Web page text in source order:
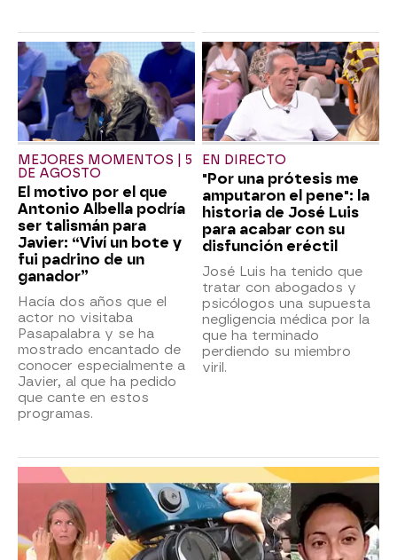
MEJORES MOMENTOS | 5
DE AGOSTO
El motivo por el que
Antonio Albella podría
ser talismán para
Javier: “Viví un bote y
fui padrino de un
ganador”
Hacía dos años que el
actor no visitaba
Pasapalabra y se ha
mostrado encantado de
conocer especialmente a
Javier, al que ha pedido
que cante en estos
programas.
EN DIRECTO
"Por una prótesis me
amputaron el pene": la
historia de José Luis
para acabar con su
disfunción eréctil
José Luis ha tenido que
tratar con abogados y
psicólogos una supuesta
negligencia médica por la
que ha terminado
perdiendo su miembro
viril.